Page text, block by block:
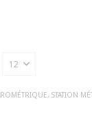
, STATION